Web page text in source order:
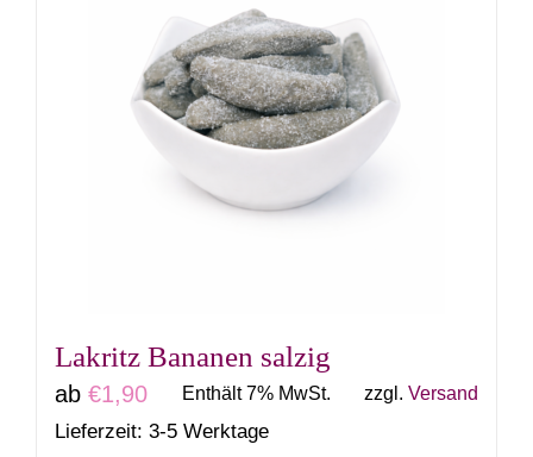
mehrere
Varianten
auf.
Die
Optionen
können
werden
Lakritz Bananen salzig
ab €1,90 Enthält 7% MwSt. zzgl. Versand
Lieferzeit: 3-5 Werktage